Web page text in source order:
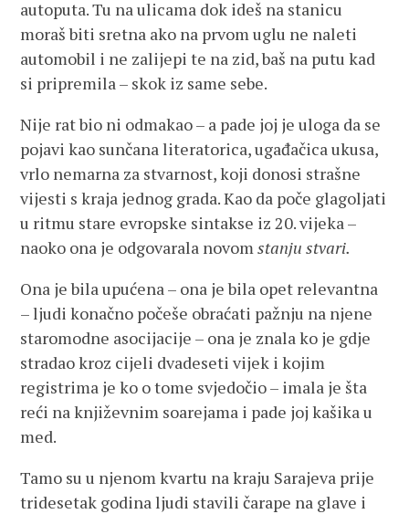
autoputa. Tu na ulicama dok ideš na stanicu
moraš biti sretna ako na prvom uglu ne naleti
automobil i ne zalijepi te na zid, baš na putu kad
si pripremila – skok iz same sebe.
Nije rat bio ni odmakao – a pade joj je uloga da se
pojavi kao sunčana literatorica, ugađačica ukusa,
vrlo nemarna za stvarnost, koji donosi strašne
vijesti s kraja jednog grada. Kao da poče glagoljati
u ritmu stare evropske sintakse iz 20. vijeka –
naoko ona je odgovarala novomstanju stvari.
Ona je bila upućena – ona je bila opet relevantna
– ljudi konačno počeše obraćati pažnju na njene
staromodne asocijacije – ona je znala ko je gdje
stradao kroz cijeli dvadeseti vijek i kojim
registrima je ko o tome svjedočio – imala je šta
reći na književnim soarejama i pade joj kašika u
med.
Tamo su u njenom kvartu na kraju Sarajeva prije
tridesetak godina ljudi stavili čarape na glave i